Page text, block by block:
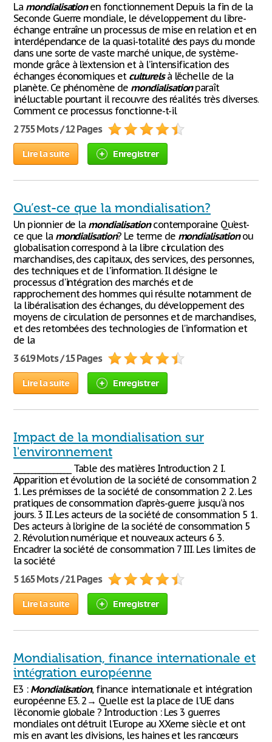
La mondialisationen fonctionnement Depuis la fin de la
Seconde Guerre mondiale, le développement du libre-
échange entraîne un processus de mise en relation et en
interdépendance de la quasi-totalité des pays du monde
dans une sorte de vaste marché unique, de système-
monde grâce à l’extension et à l’intensification des
échanges économiques et culturelsà l’échelle de la
planète. Ce phénomène de mondialisationparaît
inéluctable pourtant il recouvre des réalités très diverses.
Comment ce processus fonctionne-t-il
2 755 Mots / 12 Pages
Lire la suite Enregistrer
Qu’est-ce que la mondialisation?
Un pionnier de la mondialisationcontemporaine Qu’est-
ce que la mondialisation? Le terme de mondialisationou
globalisation correspond à la libre circulation des
marchandises, des capitaux, des services, des personnes,
des techniques et de l'information. Il désigne le
processus d'intégration des marchés et de
rapprochement des hommes qui résulte notamment de
la libéralisation des échanges, du développement des
moyens de circulation de personnes et de marchandises,
et des retombées des technologies de l'information et
de la
3 619 Mots / 15 Pages
Lire la suite Enregistrer
Impact de la mondialisation sur
l'environnement
________________ Table des matières Introduction 2 I.
Apparition et évolution de la société de consommation 2
1. Les prémisses de la société de consommation 2 2. Les
pratiques de consommation d’après-guerre jusqu’à nos
jours. 3 II. Les acteurs de la société de consommation 5 1.
Des acteurs à l’origine de la société de consommation 5
2. Révolution numérique et nouveaux acteurs 6 3.
Encadrer la société de consommation 7 III. Les limites de
la société
5 165 Mots / 21 Pages
Lire la suite Enregistrer
Mondialisation, finance internationale et
intégration européenne
E3 : Mondialisation, finance internationale et intégration
européenne E3. 2→ Quelle est la place de l'UE dans
l'économie globale ? Introduction : Les 3 guerres
mondiales ont détruit l'Europe au XXeme siècle et ont
mis en avant les divisions, les haines et les rancœurs